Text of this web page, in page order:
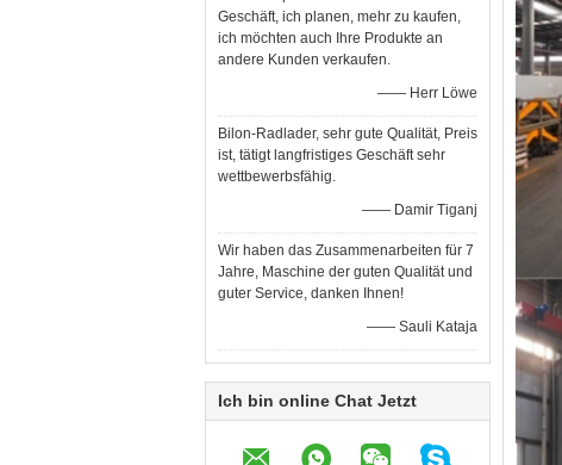
Geschäft, ich planen, mehr zu kaufen,
ich möchten auch Ihre Produkte an
andere Kunden verkaufen.
—— Herr Löwe
Bilon-Radlader, sehr gute Qualität, Preis
ist, tätigt langfristiges Geschäft sehr
wettbewerbsfähig.
—— Damir Tiganj
Wir haben das Zusammenarbeiten für 7
Jahre, Maschine der guten Qualität und
guter Service, danken Ihnen!
—— Sauli Kataja
Ich bin online Chat Jetzt